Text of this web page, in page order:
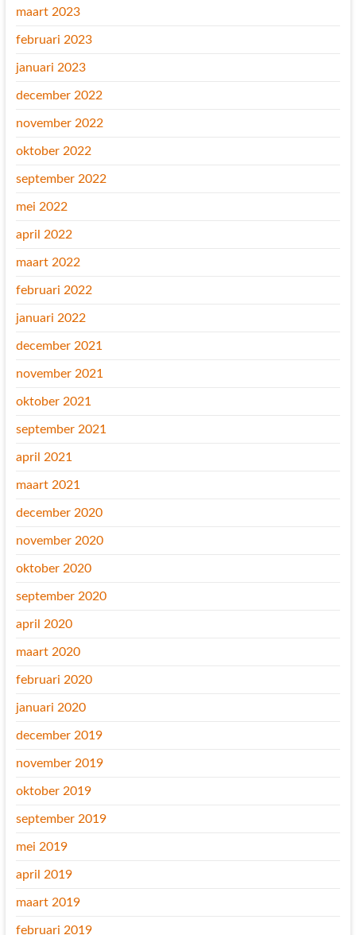
maart 2023
februari 2023
januari 2023
december 2022
november 2022
oktober 2022
september 2022
mei 2022
april 2022
maart 2022
februari 2022
januari 2022
december 2021
november 2021
oktober 2021
september 2021
april 2021
maart 2021
december 2020
november 2020
oktober 2020
september 2020
april 2020
maart 2020
februari 2020
januari 2020
december 2019
november 2019
oktober 2019
september 2019
mei 2019
april 2019
maart 2019
februari 2019